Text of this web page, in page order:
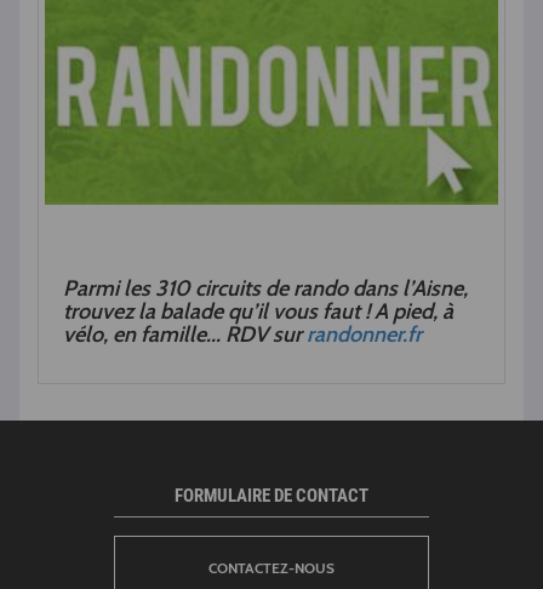
Parmi les 310 circuits de rando dans l’Aisne,
trouvez la balade qu’il vous faut ! A pied, à
vélo, en famille... RDV surrandonner.fr
FORMULAIRE DE CONTACT
CONTACTEZ-NOUS